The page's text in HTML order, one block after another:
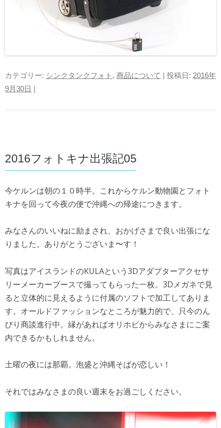
カテゴリー: シンクタンクフォト , 商品について | 投稿日: 2016年
9月30日
2016フォトキナ出張記05
今ケルンは朝の１０時半。これからケルン動物園とフォト
キナを回って今夜の便で沖縄への帰途につきます。
みなさんのいいねに励まされ、おかげさまで良い出張にな
りました。ありがとうございま〜す！
写真はアイスランドのKULAという3Dアダプターアクセサ
リーメーカーブースで撮ってもらった一枚。3Dメガネで見
ると立体的に見えるように付属のソフトで加工してありま
す。オールドファッションなところが魅力的で、只今のん
びり商談進行中。縁があればオリホビからみなさま にご案
内できるかもしれません。
土曜の夜には那覇。泡盛と沖縄そばが恋しい！
それではみなさまの良い週末をお過ごしください。